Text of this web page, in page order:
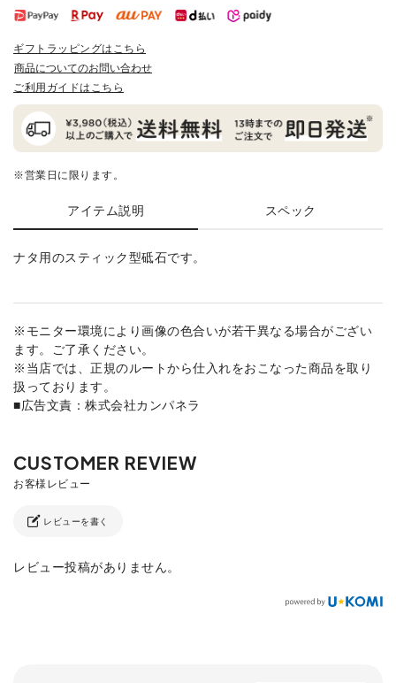
ギフトラッピングはこちら
商品についてのお問い合わせ
ご利用ガイドはこちら
※営業日に限ります。
アイテム説明 スペック
ナタ用のスティック型砥石です。
※モニター環境により画像の色合いが若干異なる場合がござい
ます。ご了承ください。
※当店では、正規のルートから仕入れをおこなった商品を取り
扱っております。
■広告文責：株式会社カンパネラ
レビューを書く
レビュー投稿がありません。